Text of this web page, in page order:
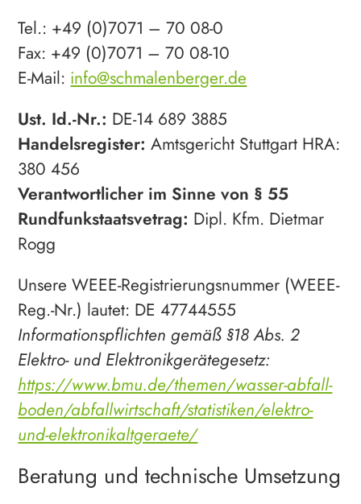
Tel.: +49 (0)7071 – 70 08-0
Fax: +49 (0)7071 – 70 08-10
E-Mail: info@schmalenberger.de
Ust. Id.-Nr.: DE-14 689 3885
Handelsregister:Amtsgericht Stuttgart HRA:
380 456
Verantwortlicher im Sinne von § 55
Rundfunkstaatsvetrag: Dipl. Kfm. Dietmar
Rogg
Unsere WEEE-Registrierungsnummer (WEEE-
Reg.-Nr.) lautet: DE 47744555
Informationspflichten gemäß §18 Abs. 2
Elektro- und Elektronikgerätegesetz:
https://www.bmu.de/themen/wasser-abfall-
boden/abfallwirtschaft/statistiken/elektro-
und-elektronikaltgeraete/
Beratung und technische Umsetzung